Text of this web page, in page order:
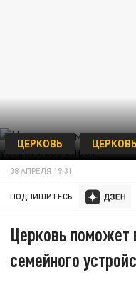
ЦЕРКОВЬ
08 АПРЕЛЯ 19:31
ПОДПИШИТЕСЬ:
Церковь поможет
семейного